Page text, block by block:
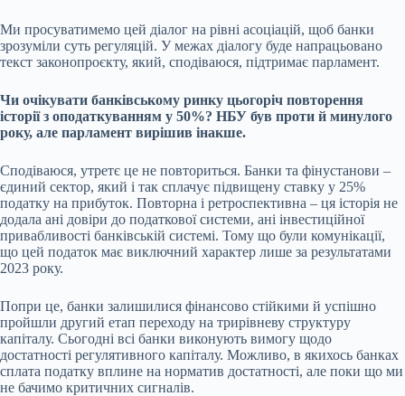
Ми просуватимемо цей діалог на рівні асоціацій, щоб банки
зрозуміли суть регуляцій. У межах діалогу буде напрацьовано
текст законопроєкту, який, сподіваюся, підтримає парламент.
Чи очікувати банківському ринку цьогоріч повторення
історії з оподаткуванням у 50%? НБУ був проти й минулого
року, але парламент вирішив інакше.
Сподіваюся, утретє це не повториться. Банки та фінустанови –
єдиний сектор, який і так сплачує підвищену ставку у 25%
податку на прибуток. Повторна і ретроспективна – ця історія не
додала ані довіри до податкової системи, ані інвестиційної
привабливості банківській системі. Тому що були комунікації,
що цей податок має виключний характер лише за результатами
2023 року.
Попри це, банки залишилися фінансово стійкими й успішно
пройшли другий етап переходу на трирівневу структуру
капіталу. Сьогодні всі банки виконують вимогу щодо
достатності регулятивного капіталу. Можливо, в якихось банках
сплата податку вплине на норматив достатності, але поки що ми
не бачимо критичних сигналів.